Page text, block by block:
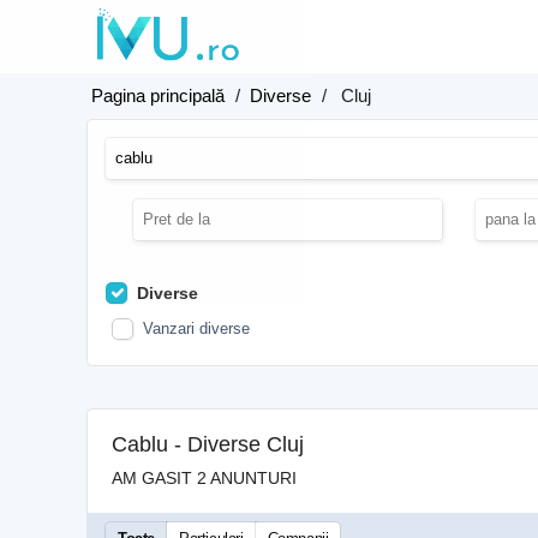
Pagina principală / Diverse / Cluj
Diverse
Vanzari diverse
Cablu - Diverse Cluj
AM GASIT 2 ANUNTURI